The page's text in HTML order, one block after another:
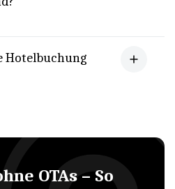
Hotelbuchung
OTAs – So